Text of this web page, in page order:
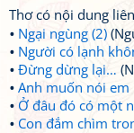
Thơ có nội dung
Ngại ngùng (2)
Người có lạnh
Đừng dừng lại…
Anh muốn nói em
Ở đâu đó có một
Con đắm chìm